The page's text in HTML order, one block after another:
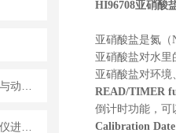
HI96708亚硝酸
亚硝酸盐是氮
亚硝酸盐对水
亚硝酸盐对环
READ/TIMER
倒计时功能，
Calibration